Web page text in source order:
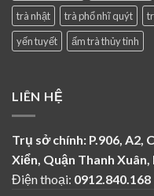
trà nhật
trà phổ nhĩ quýt
yến tuyết
ấm trà thủy tinh
LIÊN HỆ
Trụ sở chính: P.906, A2,
Xiển, Quận Thanh Xuân,
Điện thoại: 0912.840.168